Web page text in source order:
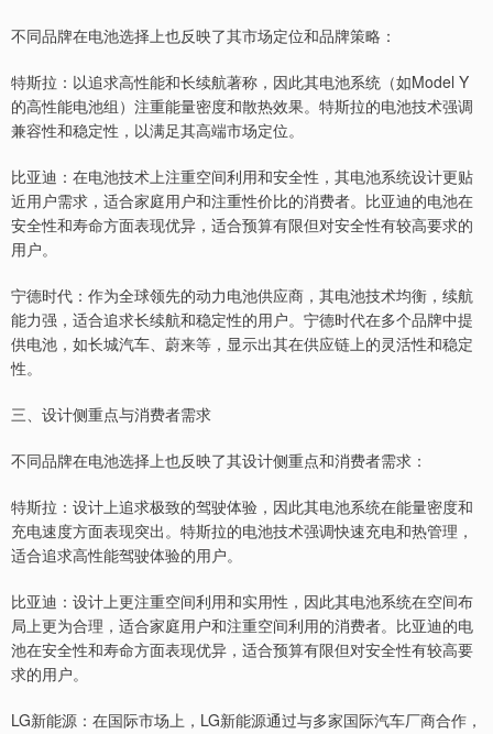
不同品牌在电池选择上也反映了其市场定位和品牌策略：
特斯拉：以追求高性能和长续航著称，因此其电池系统（如Model Y
的高性能电池组）注重能量密度和散热效果。特斯拉的电池技术强调
兼容性和稳定性，以满足其高端市场定位。
比亚迪：在电池技术上注重空间利用和安全性，其电池系统设计更贴
近用户需求，适合家庭用户和注重性价比的消费者。比亚迪的电池在
安全性和寿命方面表现优异，适合预算有限但对安全性有较高要求的
用户。
宁德时代：作为全球领先的动力电池供应商，其电池技术均衡，续航
能力强，适合追求长续航和稳定性的用户。宁德时代在多个品牌中提
供电池，如长城汽车、蔚来等，显示出其在供应链上的灵活性和稳定
性。
三、设计侧重点与消费者需求
不同品牌在电池选择上也反映了其设计侧重点和消费者需求：
特斯拉：设计上追求极致的驾驶体验，因此其电池系统在能量密度和
充电速度方面表现突出。特斯拉的电池技术强调快速充电和热管理，
适合追求高性能驾驶体验的用户。
比亚迪：设计上更注重空间利用和实用性，因此其电池系统在空间布
局上更为合理，适合家庭用户和注重空间利用的消费者。比亚迪的电
池在安全性和寿命方面表现优异，适合预算有限但对安全性有较高要
求的用户。
LG新能源：在国际市场上，LG新能源通过与多家国际汽车厂商合作，